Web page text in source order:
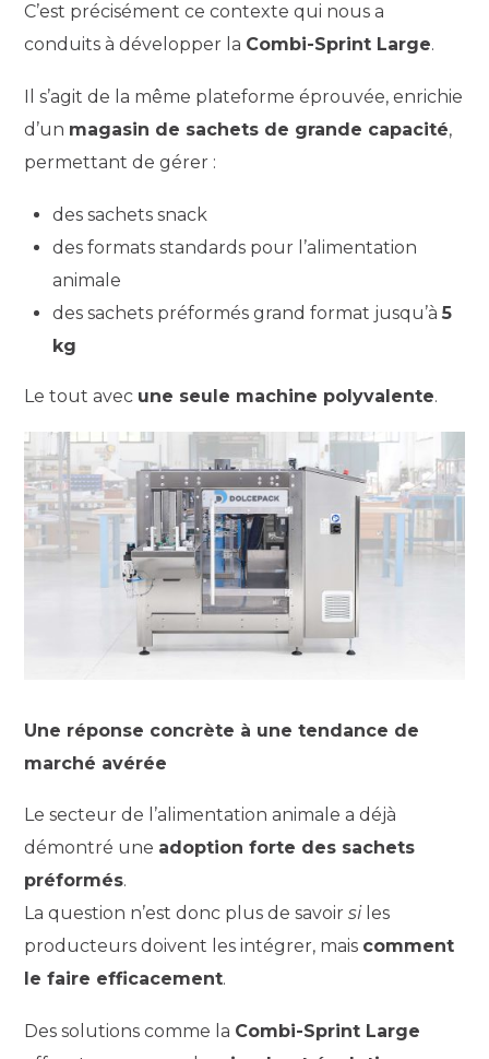
C’est précisément ce contexte qui nous a
conduits à développer la Combi-Sprint Large.
Il s’agit de la même plateforme éprouvée, enrichie
d’un magasin de sachets de grande capacité,
permettant de gérer :
des sachets snack
des formats standards pour l’alimentation
animale
des sachets préformés grand format jusqu’à 5
kg
Le tout avec une seule machine polyvalente.
Une réponse concrète à une tendance de
marché avérée
Le secteur de l’alimentation animale a déjà
démontré une adoption forte des sachets
préformés.
La question n’est donc plus de savoirsi les
producteurs doivent les intégrer, mais comment
le faire efficacement.
Des solutions comme la Combi-Sprint Large